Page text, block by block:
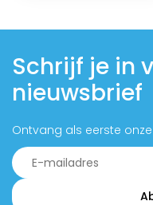
Schrijf je in
nieuwsbrief
Ontvang als eerste